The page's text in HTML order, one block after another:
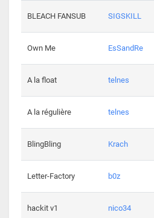
BLEACH FANSUB SIGSKILL
Own Me EsSandRe
A la float telnes
A la régulière telnes
BlingBling Krach
Letter-Factory b0z
hackit v1 nico34